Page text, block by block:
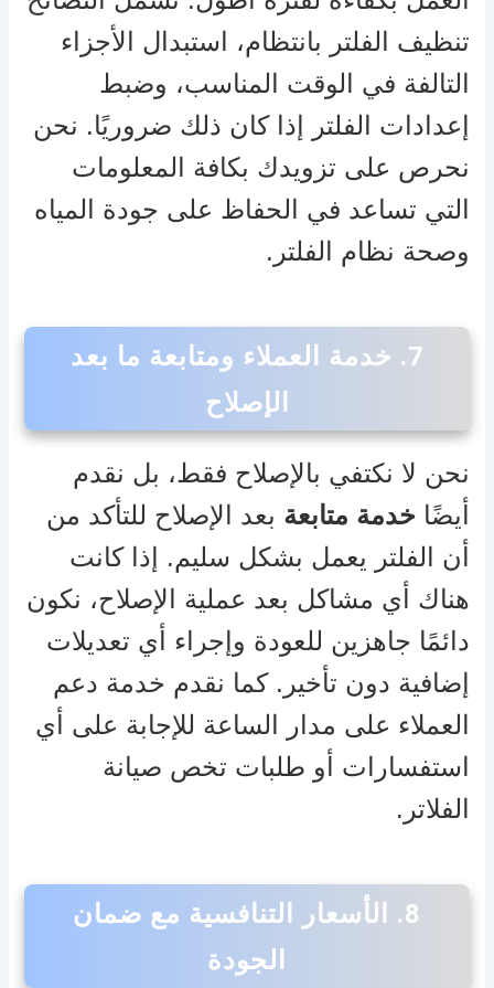
تنظيف الفلتر بانتظام، استبدال الأجزاء
التالفة في الوقت المناسب، وضبط
إعدادات الفلتر إذا كان ذلك ضروريًا. نحن
نحرص على تزويدك بكافة المعلومات
التي تساعد في الحفاظ على جودة المياه
وصحة نظام الفلتر.
7.
خدمة العملاء ومتابعة ما بعد
الإصلاح
نحن لا نكتفي بالإصلاح فقط، بل نقدم
أيضًا خدمة متابعة بعد الإصلاح للتأكد من
أن الفلتر يعمل بشكل سليم. إذا كانت
هناك أي مشاكل بعد عملية الإصلاح، نكون
دائمًا جاهزين للعودة وإجراء أي تعديلات
إضافية دون تأخير. كما نقدم خدمة دعم
العملاء على مدار الساعة للإجابة على أي
استفسارات أو طلبات تخص صيانة
الفلاتر.
8.
الأسعار التنافسية مع ضمان
الجودة